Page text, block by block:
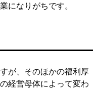
になりがちです。
が、そのほかの福利厚
経営母体によって変わ